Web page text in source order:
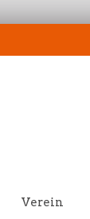
Verein